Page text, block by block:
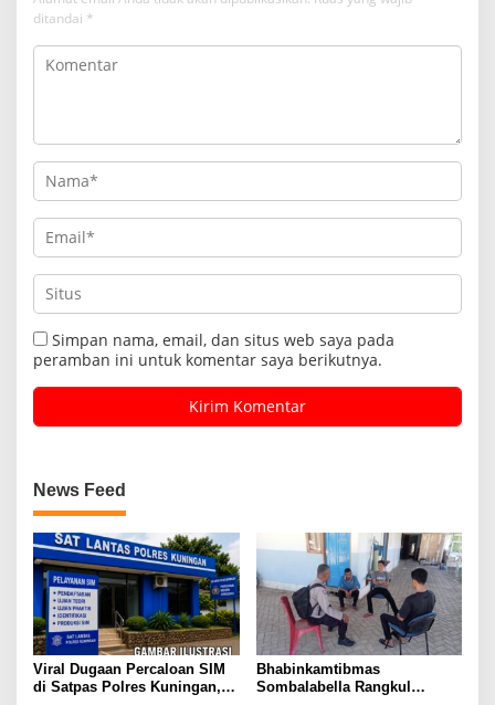
ditandai *
Simpan nama, email, dan situs web saya pada
peramban ini untuk komentar saya berikutnya.
News Feed
Viral Dugaan Percaloan SIM
di Satpas Polres Kuningan,
Bhabinkamtibmas
Sombalabella Rangkul